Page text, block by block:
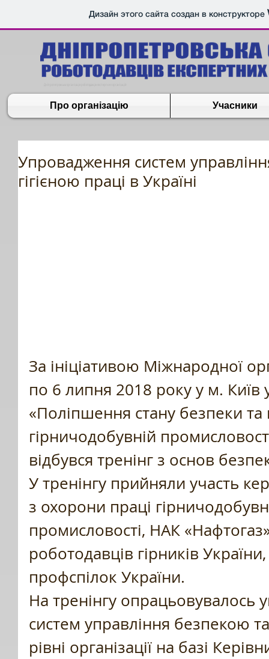
Дизайн этого сайта создан в конструкторе
Про організацію Учасники
Упровадження систем
гігієною праці в Україні
За ініціативою Міжнародної
по 6 липня 2018 року у м.
«Поліпшення стану безпеки та
гірничодобувній
відбувся тренінг з основ
У тренінгу прийняли участь
з охорони праці
промисловості, НАК
роботодавців гірників
профспілок України.
На тренінгу опрацьовувалось
систем управління безпекою
рівні організації на базі